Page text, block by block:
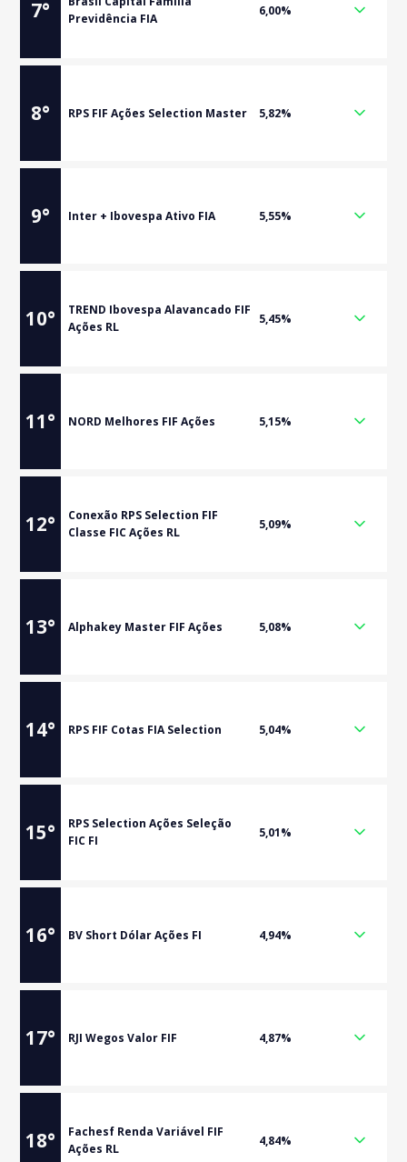
7°
Previdência FIA
6,00%
8° RPS FIF Ações Selection Master 5,82%
9° Inter + Ibovespa Ativo FIA 5,55%
10°
TREND Ibovespa Alavancado FIF
Ações RL
5,45%
11° NORD Melhores FIF Ações 5,15%
12°
Conexão RPS Selection FIF
Classe FIC Ações RL
5,09%
13° Alphakey Master FIF Ações 5,08%
14° RPS FIF Cotas FIA Selection 5,04%
15°
RPS Selection Ações Seleção
FIC FI
5,01%
16° BV Short Dólar Ações FI 4,94%
17° RJI Wegos Valor FIF 4,87%
18°
Fachesf Renda Variável FIF
Ações RL
4,84%